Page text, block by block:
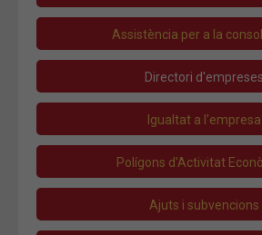
Assistència per a la
Directori d'empreses
Igualtat a l'empresa
Polígons d'Activitat
Ajuts i subvencions